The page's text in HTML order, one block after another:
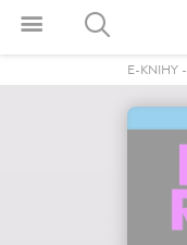
E-KNIHY-